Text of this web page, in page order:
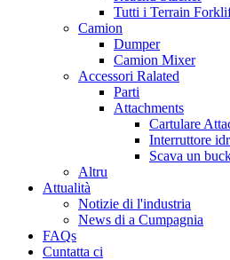
Tutti i Terrain
Camion
Dumper
Camion Mixer
Accessori Ralated
Parti
Attachments
Cartulare
Interruttore
Scava un
Altru
Attualità
Notizie di l'industria
News di a Cumpagnia
FAQs
Cuntatta ci